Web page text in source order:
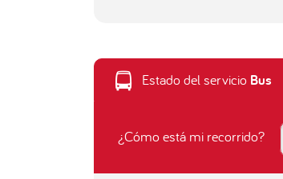
Estado del servicio Bus
¿Cómo está mi recorrido?